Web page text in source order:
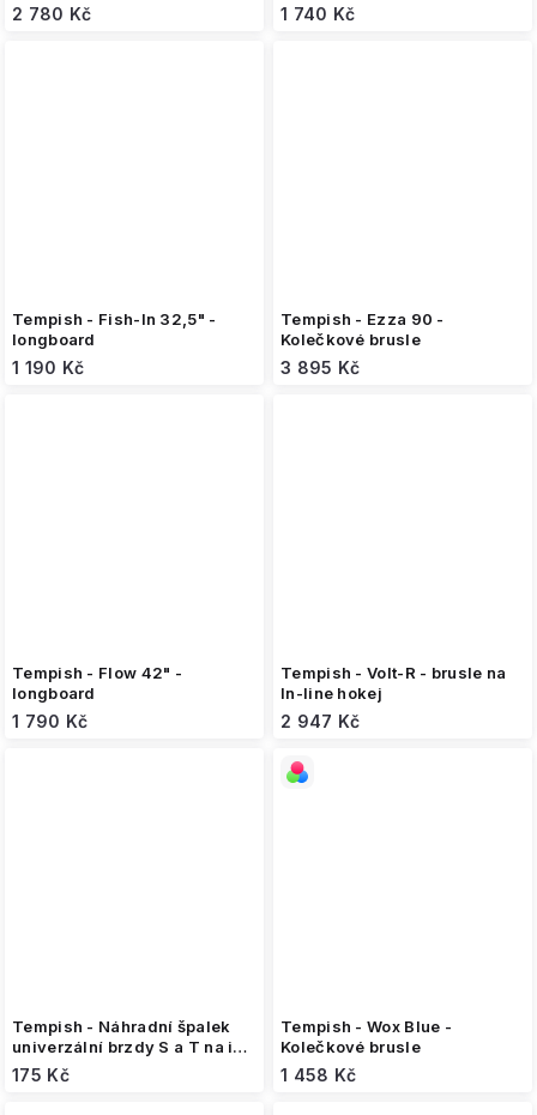
2 780 Kč 1 740 Kč
Tempish - Fish-In 32,5" -
longboard
1 190 Kč
Tempish - Ezza 90 -
Kolečkové brusle
3 895 Kč
Tempish - Flow 42" -
longboard
1 790 Kč
Tempish - Volt-R - brusle na
In-line hokej
2 947 Kč
Tempish - Náhradní špalek
univerzální brzdy S a T na in-
line brusle 90-110mm
175 Kč
Tempish - Wox Blue -
Kolečkové brusle
1 458 Kč